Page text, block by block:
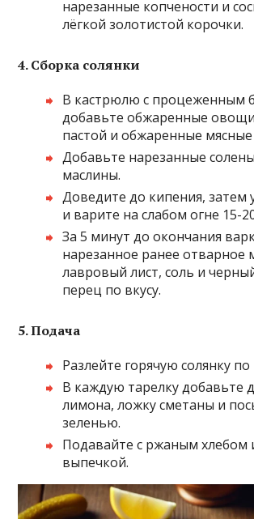
нарезанные копчености и
лёгкой золотистой корочки.
4. Сборка солянки
В кастрюлю с процеженным
добавьте обжаренные
пастой и обжаренные
Добавьте нарезанные
маслины.
Доведите до кипения, затем
и варите на слабом огне 15-
За 5 минут до окончания
нарезанное ранее отварное
лавровый лист, соль и
перец по вкусу.
5. Подача
Разлейте горячую солянку
В каждую тарелку добавьте
лимона, ложку сметаны и
зеленью.
Подавайте с ржаным хлебом
выпечкой.